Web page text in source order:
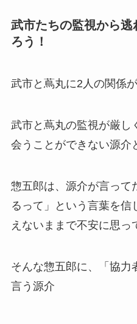
武市たちの監視から
ろう！
武市と蔦丸に2人の関係
武市と蔦丸の監視が厳し
会うことができない源介
惣五郎は、源介が言って
るって」という言葉を信
えないままで不安に思っ
そんな惣五郎に、「協力
言う源介